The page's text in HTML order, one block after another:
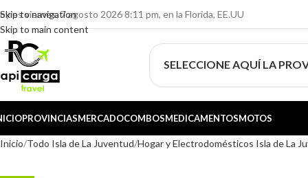
Skip to navigation
Skip to main content
es viernes, 7 agosto 2026 8:11 pm, en la Florida, EE.UU
SELECCIONE AQUÍ LA
PROVINCIASMERCADOCOMBOSMEDICAMENTOSMOTOS
Inicio Todo Isla de La Juventud Hogar y Electrodomésticos Isla de La